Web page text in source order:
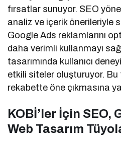
fırsatlar sunuyor. SEO
analiz ve içerik önerileriyle
Google Ads reklamlarını
daha verimli kullanmayı
tasarımında kullanıcı
etkili siteler oluşturuyor.
rekabette öne çıkmasına
KOBİ’ler İçin SEO,
Web Tasarım